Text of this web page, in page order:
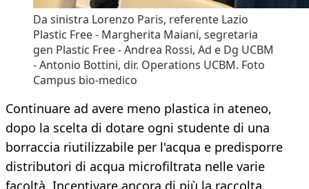
Da sinistra Lorenzo Paris, referente Lazio
Plastic Free - Margherita Maiani, segretaria
gen Plastic Free - Andrea Rossi, Ad e Dg UCBM
- Antonio Bottini, dir. Operations UCBM. Foto
Campus bio-medico
Continuare ad avere meno plastica in ateneo,
dopo la scelta di dotare ogni studente di una
borraccia riutilizzabile per l'acqua e predisporre
distributori di acqua microfiltrata nelle varie
facoltà. Incentivare ancora di più la raccolta